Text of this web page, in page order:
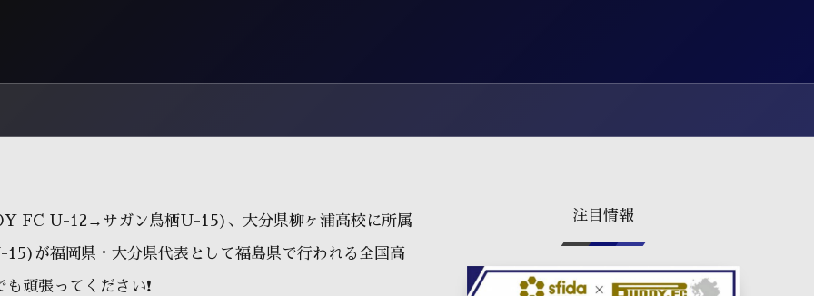
FC U-12→サガン鳥栖U-15)、大分県柳ヶ浦高校に所属
福岡県・大分県代表として福島県で行われる全国高
頑張ってください❗️
注目情報